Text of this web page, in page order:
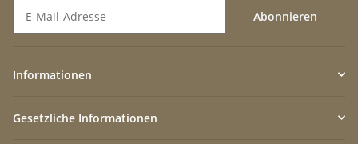
Abonnieren
Informationen
Gesetzliche Informationen